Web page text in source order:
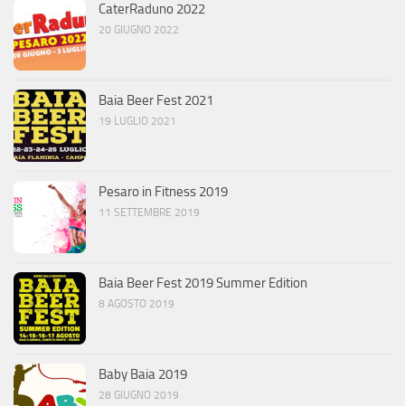
CaterRaduno 2022
20 GIUGNO 2022
Baia Beer Fest 2021
19 LUGLIO 2021
Pesaro in Fitness 2019
11 SETTEMBRE 2019
Baia Beer Fest 2019 Summer Edition
8 AGOSTO 2019
Baby Baia 2019
28 GIUGNO 2019